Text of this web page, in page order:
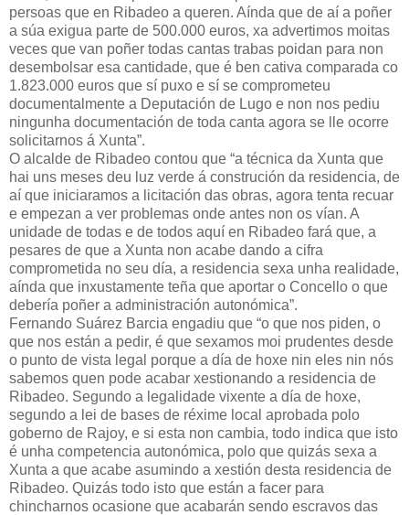
persoas que en Ribadeo a queren. Aínda que de aí a poñer
a súa exigua parte de 500.000 euros, xa advertimos moitas
veces que van poñer todas cantas trabas poidan para non
desembolsar esa cantidade, que é ben cativa comparada co
1.823.000 euros que sí puxo e sí se comprometeu
documentalmente a Deputación de Lugo e non nos pediu
ningunha documentación de toda canta agora se lle ocorre
solicitarnos á Xunta”.
O alcalde de Ribadeo contou que “a técnica da Xunta que
hai uns meses deu luz verde á construción da residencia, de
aí que iniciaramos a licitación das obras, agora tenta recuar
e empezan a ver problemas onde antes non os vían. A
unidade de todas e de todos aquí en Ribadeo fará que, a
pesares de que a Xunta non acabe dando a cifra
comprometida no seu día, a residencia sexa unha realidade,
aínda que inxustamente teña que aportar o Concello o que
debería poñer a administración autonómica”.
Fernando Suárez Barcia engadiu que “o que nos piden, o
que nos están a pedir, é que sexamos moi prudentes desde
o punto de vista legal porque a día de hoxe nin eles nin nós
sabemos quen pode acabar xestionando a residencia de
Ribadeo. Segundo a legalidade vixente a día de hoxe,
segundo a lei de bases de réxime local aprobada polo
goberno de Rajoy, e si esta non cambia, todo indica que isto
é unha competencia autonómica, polo que quizás sexa a
Xunta a que acabe asumindo a xestión desta residencia de
Ribadeo. Quizás todo isto que están a facer para
chincharnos ocasione que acabarán sendo escravos das